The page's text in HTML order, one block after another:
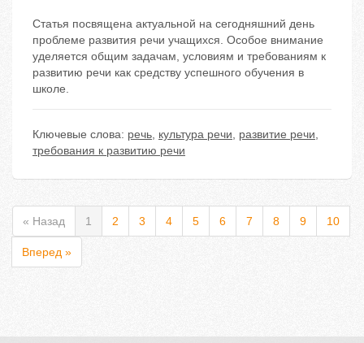
Статья посвящена актуальной на сегодняшний день
проблеме развития речи учащихся. Особое внимание
уделяется общим задачам, условиям и требованиям к
развитию речи как средству успешного обучения в
школе.
Ключевые слова: речь, культура речи, развитие речи,
требования к развитию речи
« Назад 1 2 3 4 5 6 7 8 9 10
Вперед »